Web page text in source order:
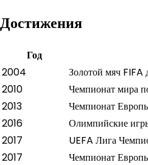
Достижения
Год
2004
Золотой мяч FIFA
2010
Чемпионат мира
2013
Чемпионат
2016
Олимпийские
2017
UEFA Лига
2017
Чемпионат